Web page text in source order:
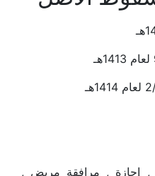
, إجازة , مرافقة مريض ,